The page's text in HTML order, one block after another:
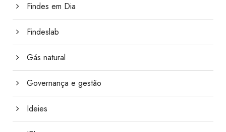
Findes em Dia
Findeslab
Gás natural
Governança e gestão
Ideies